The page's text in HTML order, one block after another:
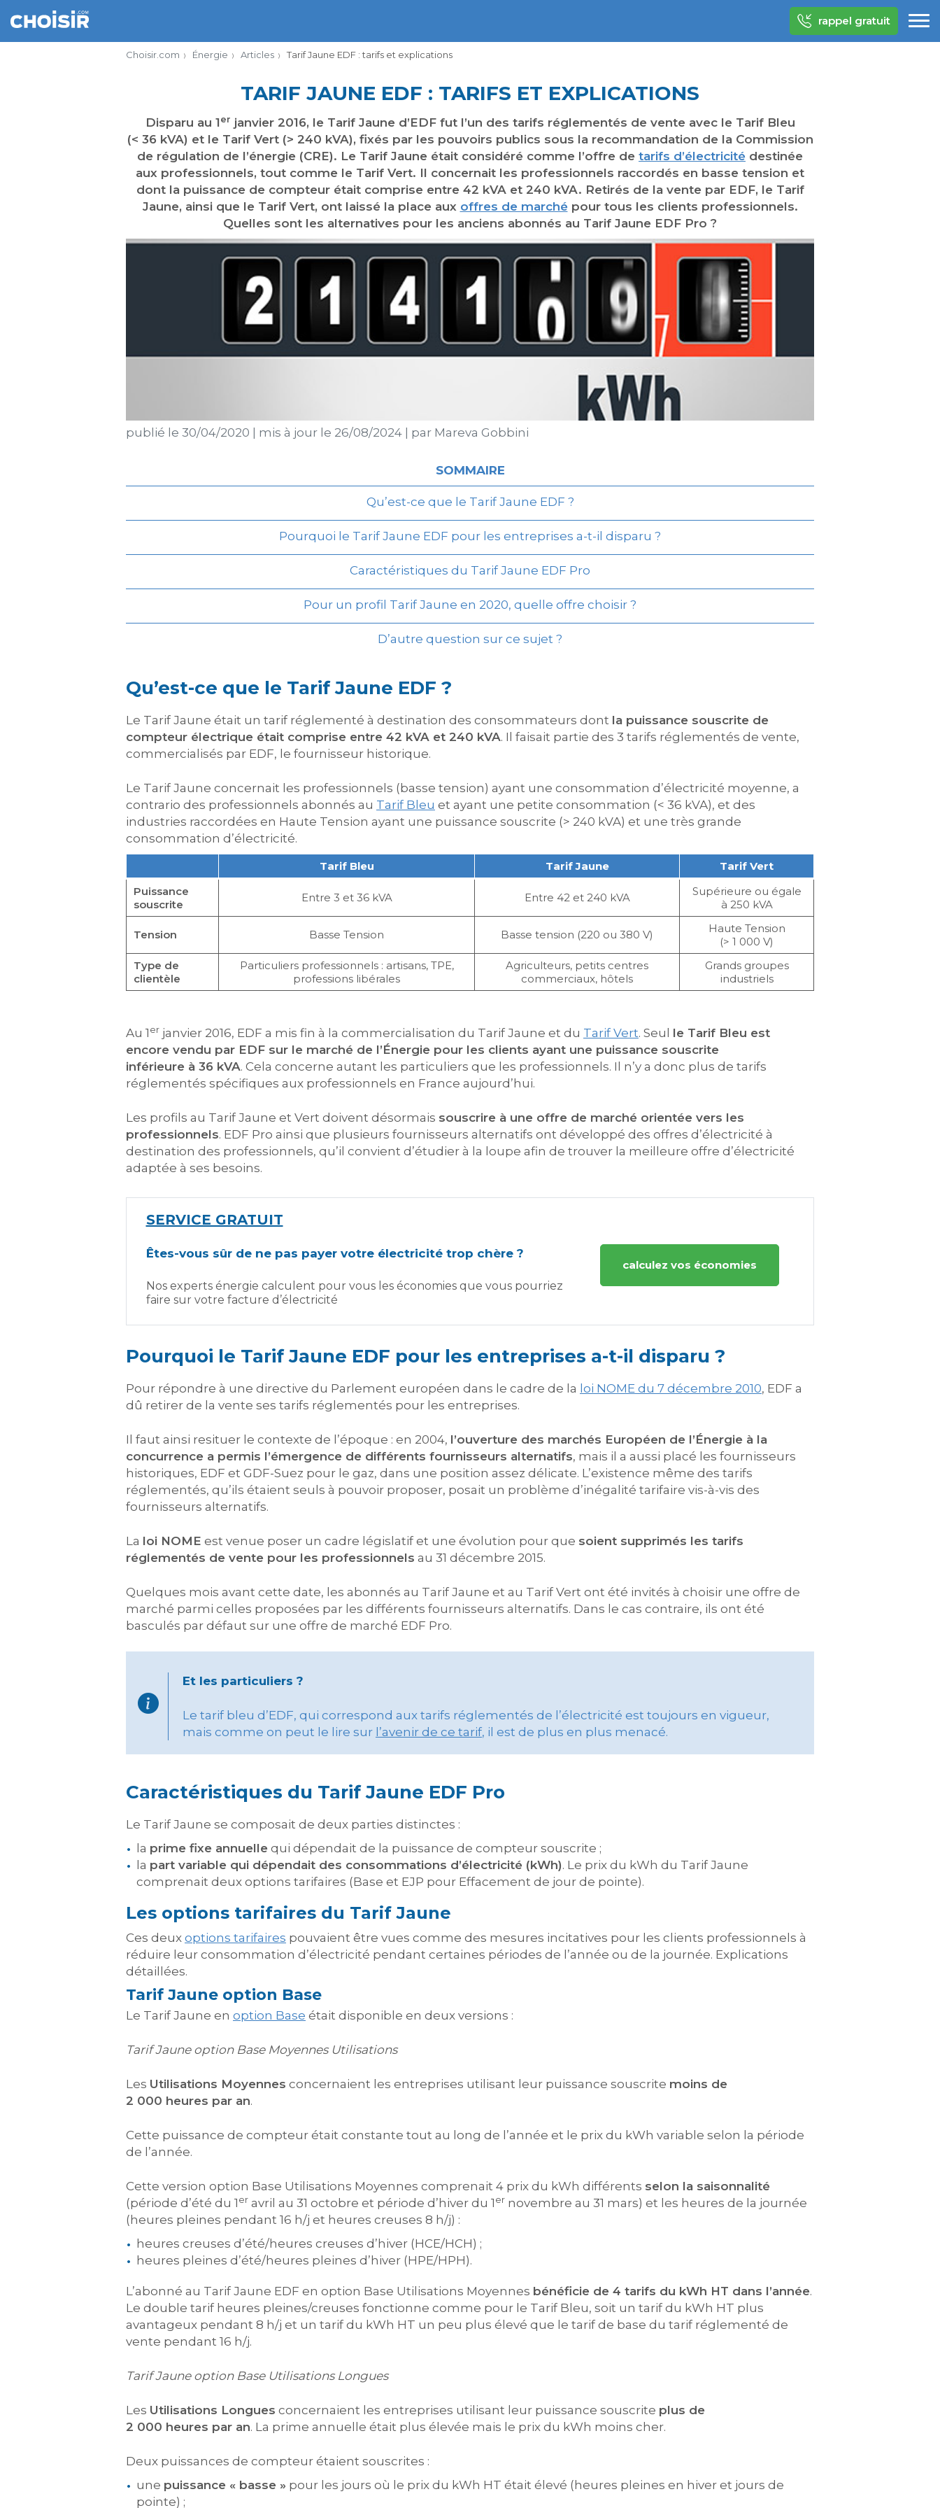
rappel gratuit
Choisir.com Énergie Articles Tarif Jaune EDF : tarifs et explications
TARIF JAUNE EDF : TARIFS ET EXPLICATIONS
Disparu au 1er janvier 2016, le Tarif Jaune d’EDF fut l’un des tarifs réglementés de vente avec le Tarif Bleu
(< 36 kVA) et le Tarif Vert (> 240 kVA), fixés par les pouvoirs publics sous la recommandation de la Commission
de régulation de l’énergie (CRE). Le Tarif Jaune était considéré comme l’offre de tarifs d’électricité destinée
aux professionnels, tout comme le Tarif Vert. Il concernait les professionnels raccordés en basse tension et
dont la puissance de compteur était comprise entre 42 kVA et 240 kVA. Retirés de la vente par EDF, le Tarif
Jaune, ainsi que le Tarif Vert, ont laissé la place aux offres de marché pour tous les clients professionnels.
Quelles sont les alternatives pour les anciens abonnés au Tarif Jaune EDF Pro ?
publié le 30/04/2020 mis à jour le 26/08/2024 par Mareva Gobbini
SOMMAIRE
Qu’est-ce que le Tarif Jaune EDF ?
Pourquoi le Tarif Jaune EDF pour les entreprises a-t-il disparu ?
Caractéristiques du Tarif Jaune EDF Pro
Pour un profil Tarif Jaune en 2020, quelle offre choisir ?
D’autre question sur ce sujet ?
Qu’est-ce que le Tarif Jaune EDF ?
Le Tarif Jaune était un tarif réglementé à destination des consommateurs dont la puissance souscrite de
compteur électrique était comprise entre 42 kVA et 240 kVA. Il faisait partie des 3 tarifs réglementés de vente,
commercialisés par EDF, le fournisseur historique.
Le Tarif Jaune concernait les professionnels (basse tension) ayant une consommation d’électricité moyenne, a
contrario des professionnels abonnés au Tarif Bleu et ayant une petite consommation (< 36 kVA), et des
industries raccordées en Haute Tension ayant une puissance souscrite (> 240 kVA) et une très grande
consommation d’électricité.
Tarif Bleu Tarif Jaune
Tarif Vert
Puissance
souscrite
Entre 3 et 36 kVA Entre 42 et 240 kVA
Supérieure ou égale
à 250 kVA
Tension Basse Tension Basse tension (220 ou 380 V)
Haute Tension
(> 1 000 V)
Type de
clientèle
Particuliers professionnels : artisans, TPE,
professions libérales
Agriculteurs, petits centres
commerciaux, hôtels
Grands groupes
industriels
Au 1 er janvier 2016, EDF a mis fin à la commercialisation du Tarif Jaune et du Tarif Vert. Seul le Tarif Bleu est
encore vendu par EDF sur le marché de l’Énergie pour les clients ayant une puissance souscrite
inférieure à 36 kVA. Cela concerne autant les particuliers que les professionnels. Il n’y a donc plus de tarifs
réglementés spécifiques aux professionnels en France aujourd’hui.
Les profils au Tarif Jaune et Vert doivent désormais souscrire à une offre de marché orientée vers les
professionnels. EDF Pro ainsi que plusieurs fournisseurs alternatifs ont développé des offres d’électricité à
destination des professionnels, qu’il convient d’étudier à la loupe afin de trouver la meilleure offre d’électricité
adaptée à ses besoins.
SERVICE GRATUIT
Êtes-vous sûr de ne pas payer votre électricité trop chère ?
Nos experts énergie calculent pour vous les économies que vous pourriez
faire sur votre facture d’électricité
calculez vos économies
Pourquoi le Tarif Jaune EDF pour les entreprises a-t-il disparu ?
Pour répondre à une directive du Parlement européen dans le cadre de la loi NOME du 7 décembre 2010, EDF a
dû retirer de la vente ses tarifs réglementés pour les entreprises.
Il faut ainsi resituer le contexte de l’époque : en 2004, l’ouverture des marchés Européen de l’Énergie à la
concurrence a permis l’émergence de différents fournisseurs alternatifs, mais il a aussi placé les fournisseurs
historiques, EDF et GDF-Suez pour le gaz, dans une position assez délicate. L’existence même des tarifs
réglementés, qu’ils étaient seuls à pouvoir proposer, posait un problème d’inégalité tarifaire vis-à-vis des
fournisseurs alternatifs.
La loi NOME est venue poser un cadre législatif et une évolution pour que soient supprimés les tarifs
réglementés de vente pour les professionnels au 31 décembre 2015.
Quelques mois avant cette date, les abonnés au Tarif Jaune et au Tarif Vert ont été invités à choisir une offre de
marché parmi celles proposées par les différents fournisseurs alternatifs. Dans le cas contraire, ils ont été
basculés par défaut sur une offre de marché EDF Pro.
Et les particuliers ?
Le tarif bleu d’EDF, qui correspond aux tarifs réglementés de l’électricité est toujours en vigueur,
mais comme on peut le lire sur l’avenir de ce tarif, il est de plus en plus menacé.
Caractéristiques du Tarif Jaune EDF Pro
Le Tarif Jaune se composait de deux parties distinctes :
la prime fixe annuelle qui dépendait de la puissance de compteur souscrite ;
la part variable qui dépendait des consommations d’électricité (kWh). Le prix du kWh du Tarif Jaune
comprenait deux options tarifaires (Base et EJP pour Effacement de jour de pointe).
Les options tarifaires du Tarif Jaune
Ces deux options tarifaires pouvaient être vues comme des mesures incitatives pour les clients professionnels à
réduire leur consommation d’électricité pendant certaines périodes de l’année ou de la journée. Explications
détaillées.
Tarif Jaune option Base
Le Tarif Jaune en option Base était disponible en deux versions :
Tarif Jaune option Base Moyennes Utilisations
Les Utilisations Moyennes concernaient les entreprises utilisant leur puissance souscrite moins de
2 000 heures par an.
Cette puissance de compteur était constante tout au long de l’année et le prix du kWh variable selon la période
de l’année.
Cette version option Base Utilisations Moyennes comprenait 4 prix du kWh différents selon la saisonnalité
(période d’été du 1 er avril au 31 octobre et période d’hiver du 1 er novembre au 31 mars) et les heures de la journée
(heures pleines pendant 16 h/j et heures creuses 8 h/j) :
heures creuses d’été/heures creuses d’hiver (HCE/HCH) ;
heures pleines d’été/heures pleines d’hiver (HPE/HPH).
L’abonné au Tarif Jaune EDF en option Base Utilisations Moyennes bénéficie de 4 tarifs du kWh HT dans l’année.
Le double tarif heures pleines/creuses fonctionne comme pour le Tarif Bleu, soit un tarif du kWh HT plus
avantageux pendant 8 h/j et un tarif du kWh HT un peu plus élevé que le tarif de base du tarif réglementé de
vente pendant 16 h/j.
Tarif Jaune option Base Utilisations Longues
Les Utilisations Longues concernaient les entreprises utilisant leur puissance souscrite plus de
2 000 heures par an. La prime annuelle était plus élevée mais le prix du kWh moins cher.
Deux puissances de compteur étaient souscrites :
une puissance « basse » pour les jours où le prix du kWh HT était élevé (heures pleines en hiver et jours de
pointe) ;